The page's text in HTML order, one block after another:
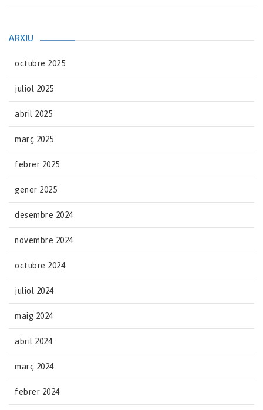
ARXIU
octubre 2025
juliol 2025
abril 2025
març 2025
febrer 2025
gener 2025
desembre 2024
novembre 2024
octubre 2024
juliol 2024
maig 2024
abril 2024
març 2024
febrer 2024